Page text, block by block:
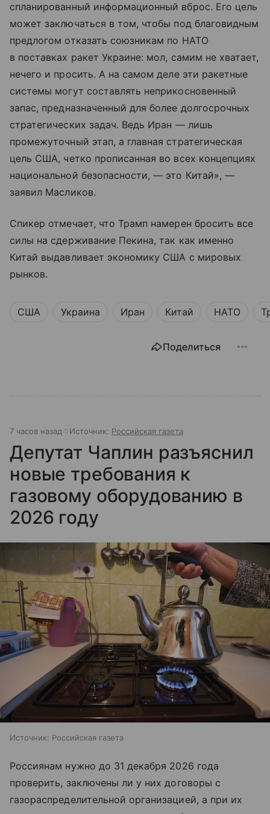
спланированный информационный вброс. Его цель
может заключаться в том, чтобы под благовидным
предлогом отказать союзникам по НАТО
в поставках ракет Украине: мол, самим не хватает,
нечего и просить. А на самом деле эти ракетные
системы могут составлять неприкосновенный
запас, предназначенный для более долгосрочных
стратегических задач. Ведь Иран — лишь
промежуточный этап, а главная стратегическая
цель США, четко прописанная во всех концепциях
национальной безопасности, — это Китай», —
заявил Масликов.
Спикер отмечает, что Трамп намерен бросить все
силы на сдерживание Пекина, так как именно
Китай выдавливает экономику США с мировых
рынков.
США Украина Иран Китай НАТО
Поделиться
7 часов назад Источник: Российская газета
Депутат Чаплин разъяснил
новые требования к
газовому оборудованию в
2026 году
Источник: Российская газета
Россиянам нужно до 31 декабря 2026 года
проверить, заключены ли у них договоры с
газораспределительной организацией, а при их